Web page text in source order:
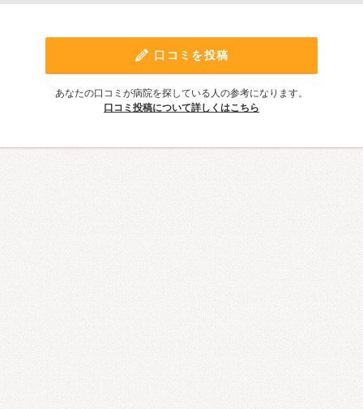
口コミを投稿
あなたの口コミが病院を探している人の参考になります。
口コミ投稿について詳しくはこちら